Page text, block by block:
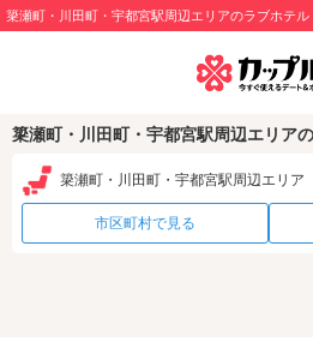
簗瀬町・川田町・宇都宮駅周辺エリアのラブホテル
簗瀬町・川田町・宇都宮駅周辺エリア
簗瀬町・川田町・宇都宮駅周辺エリア
市区町村で見る